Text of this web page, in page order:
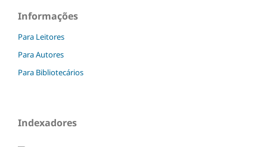
Informações
Para Leitores
Para Autores
Para Bibliotecários
Indexadores